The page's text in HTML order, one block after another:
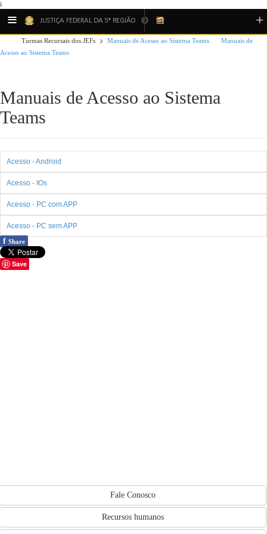
i
Turmas Recursais dos JEFs Manuais de Acesso ao Sistema Teams
Manuais de
Acesso ao Sistema Teams
Manuais de Acesso ao Sistema
Teams
Acesso - Android
Acesso - IOs
Acesso - PC com APP
Acesso - PC sem APP
f Share
Save
Fale Conosco
Recursos humanos